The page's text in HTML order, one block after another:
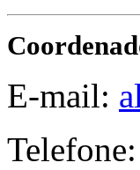
E-mail: